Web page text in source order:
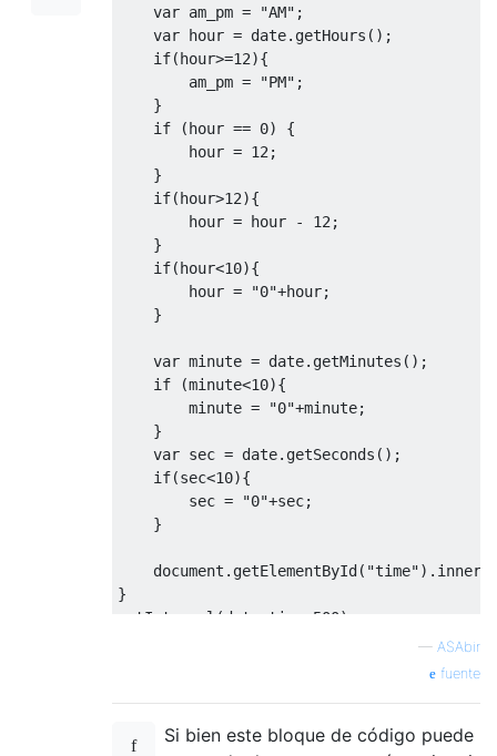
var am_pm = "AM" ;
var hour = date. getHours ();
if( hour>=12){
        am_pm
= "PM" ;
}
if
( hour == 0)
{
        hour
= 12 ;
}
if( hour>12){
        hour
= hour - 12 ;
}
if( hour<10){
        hour
= "0"+hour;
}
var minute = date. getMinutes ();
if
(minute<10){
        minute
= "0"+minute;
}
var sec = date. getSeconds ();
if(sec<10){
        sec
= "0"+sec;
}
    document
. getElementById ( "time").
}
setInterval ( date_time 500);
— ASAbir
fuente
Si bien este bloque de código puede